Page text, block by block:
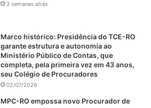
3 semanas atrás
Marco histórico: Presidência do TCE-RO
garante estrutura e autonomia ao
Ministério Público de Contas, que
completa, pela primeira vez em 43 anos,
seu Colégio de Procuradores
02/07/2026
MPC-RO empossa novo Procurador de